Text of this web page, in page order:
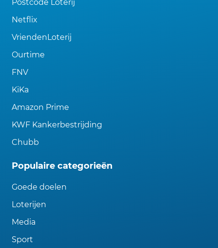
Postcode Loterij
Netflix
VriendenLoterij
Ourtime
FNV
KiKa
Amazon Prime
KWF Kankerbestrijding
Chubb
Populaire categorieën
Goede doelen
Loterijen
Media
Sport